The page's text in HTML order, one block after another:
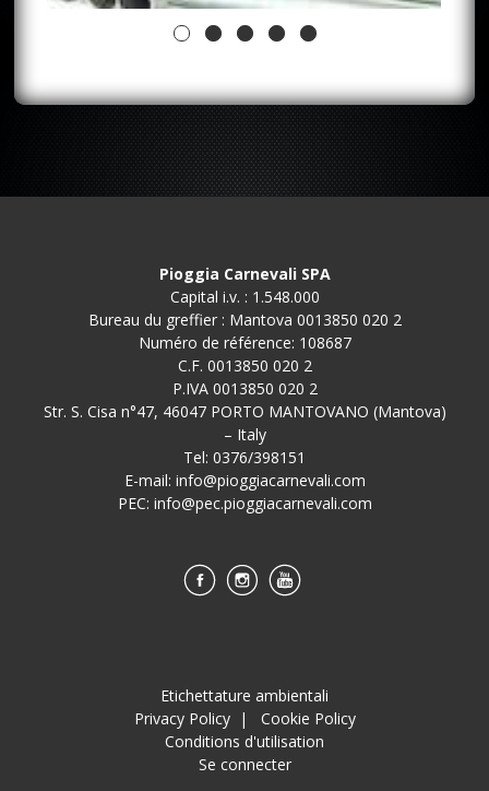
Pioggia Carnevali SPA
Capital i.v. : 1.548.000
Bureau du greffier : Mantova 0013850 020 2
Numéro de référence: 108687
C.F. 0013850 020 2
P.IVA 0013850 020 2
Str. S. Cisa n°47, 46047 PORTO MANTOVANO (Mantova)
– Italy
Tel: 0376/398151
E-mail: info@pioggiacarnevali.com
PEC: info@pec.pioggiacarnevali.com
Etichettature ambientali
Privacy Policy| Cookie Policy
Conditions d'utilisation
Se connecter